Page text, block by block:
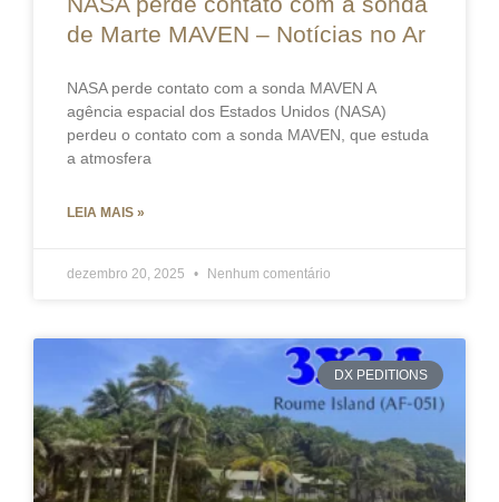
de Marte MAVEN – Notícias no Ar
NASA perde contato com a sonda MAVEN A
agência espacial dos Estados Unidos (NASA)
perdeu o contato com a sonda MAVEN, que estuda
a atmosfera
LEIA MAIS »
dezembro 20, 2025 Nenhum comentário
DX PEDITIONS